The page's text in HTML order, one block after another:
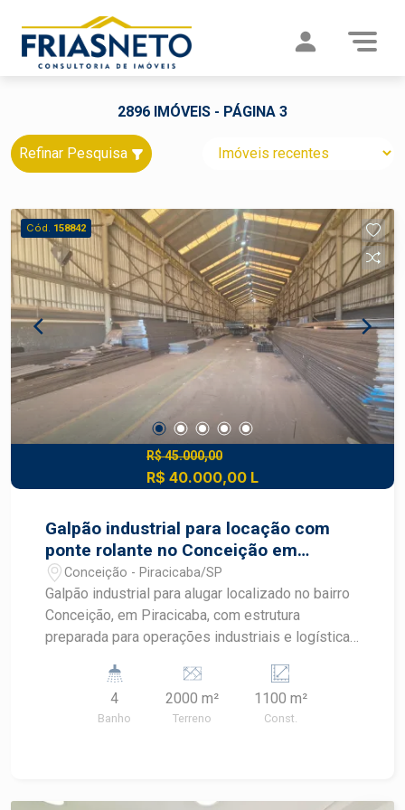
2896 IMÓVEIS - PÁGINA 3
Refinar Pesquisa
Cód. 158842
R$ 45.000,00
R$ 40.000,00 L
Galpão industrial para locação com
ponte rolante no Conceição em
Piracicaba
Conceição - Piracicaba/SP
Galpão industrial para alugar localizado no bairro
Conceição, em Piracicaba, com estrutura
preparada para operações industriais e logísticas
excelente capacidade operacional, pé-direito
elevado e equipamentos que proporcionam
eficiência, segurança e produtividade para
4
Banho
2000 m²
Terreno
1100 m²
Const.